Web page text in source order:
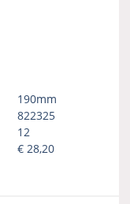
190mm
822325
12
€28,20